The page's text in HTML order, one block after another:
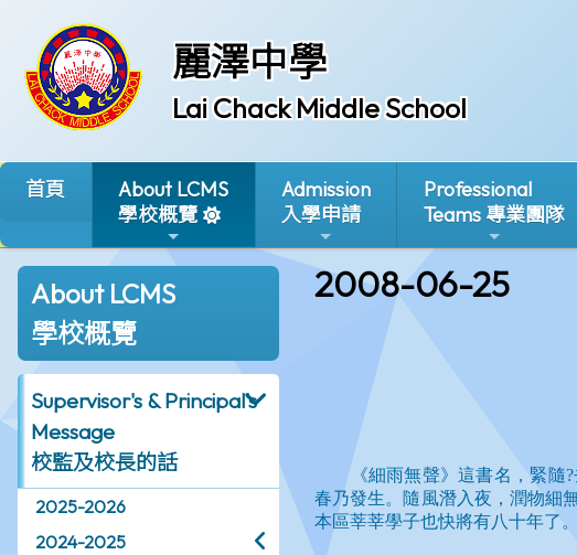
麗澤中學
Lai Chack Middle School
首頁
About LCMS
學校概覽
Admission
入學申請
Professional
Teams 專業團隊
About LCMS
學校概覽
Supervisor's & Principal's
Message
校監及校長的話
2025-2026
2024-2025
2008-06-25